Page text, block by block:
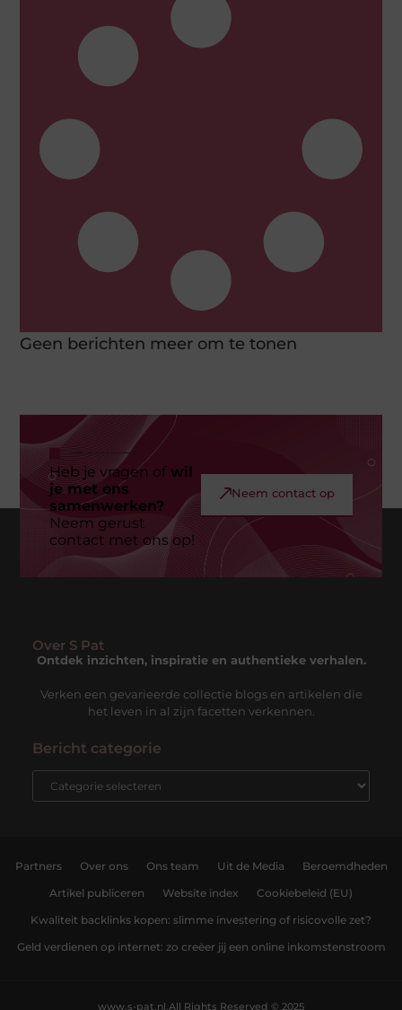
Geen berichten meer om te tonen
Heb je vragen ofwil
je met ons
samenwerken?
Neem gerust
contact met ons op!
Neem contact op
Over S Pat
Ontdek inzichten, inspiratie en authentieke verhalen.
Verken een gevarieerde collectie blogs en artikelen die
het leven in al zijn facetten verkennen.
Bericht categorie
Partners Over ons Ons team Uit de Media Beroemdheden
Artikel publiceren Website index Cookiebeleid (EU)
Kwaliteit backlinks kopen: slimme investering of risicovolle zet?
Geld verdienen op internet: zo creëer jij een online inkomstenstroom
All Rights Reserved © 2025
www.s-pat.nl.